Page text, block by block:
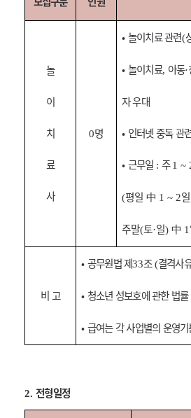
놀
이
치
료
사
0명
•놀이치료 관련(
•놀이치료, 아동·
자 우대
• 인터넷 중독 관
•근무일 : 주1 ~
(평일 中 1 ~ 2일
주말(토·일) 中 1
비 고
•공무원법 제33조(결격사
• 청소년 성보호에 관한 법
•급여는 각 사업별의 운영
2. 전형일정